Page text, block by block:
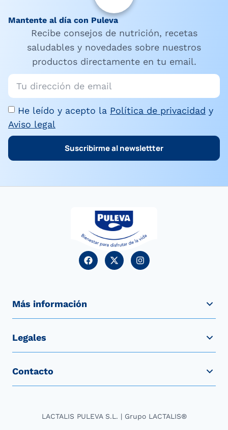
Mantente al día con Puleva
Recibe consejos de nutrición, recetas
saludables y novedades sobre nuestros
productos directamente en tu email.
He leído y acepto la Política de privacidad y
Aviso legal
Suscribirme al newslettter
Más información
Legales
Contacto
LACTALIS PULEVA S.L. | Grupo LACTALIS®